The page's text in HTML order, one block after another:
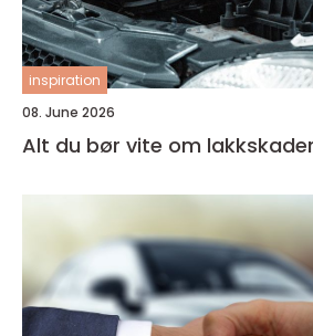
inspiration
08. June 2026
Alt du bør vite om